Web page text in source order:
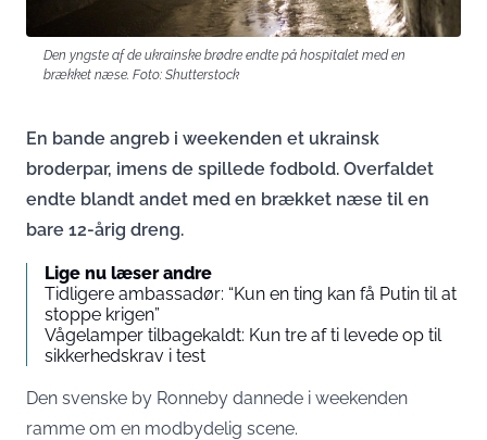
Den yngste af de ukrainske brødre endte på hospitalet med en
brækket næse. Foto: Shutterstock
En bande angreb i weekenden et ukrainsk
broderpar, imens de spillede fodbold. Overfaldet
endte blandt andet med en brækket næse til en
bare 12-årig dreng.
Lige nu læser andre
Tidligere ambassadør: “Kun en ting kan få Putin til at
stoppe krigen”
Vågelamper tilbagekaldt: Kun tre af ti levede op til
sikkerhedskrav i test
Den svenske by Ronneby dannede i weekenden
ramme om en modbydelig scene.